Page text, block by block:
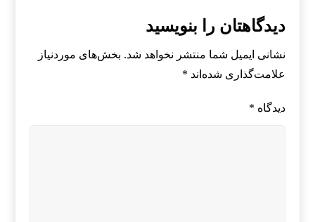
دیدگاهتان را بنویسید
نشانی ایمیل شما منتشر نخواهد شد. بخش‌های موردنیاز
علامت‌گذاری شده‌اند *
دیدگاه *